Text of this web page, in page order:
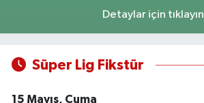
Detaylar için tıklayın
Süper Lig Fikstür
15 Mayıs, Cuma